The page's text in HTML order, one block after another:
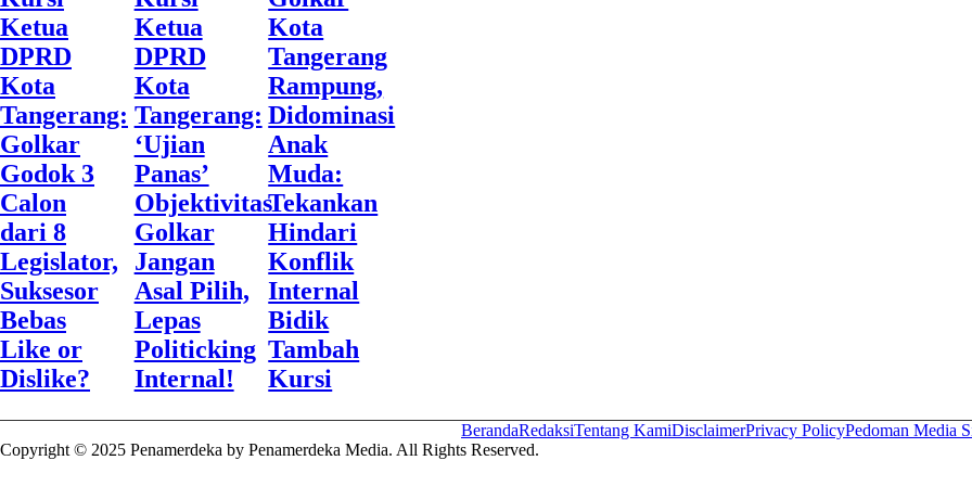
Ketua
DPRD
Kota
Tangerang:
Golkar
Godok 3
Calon
dari 8
Legislator,
Suksesor
Bebas
Like or
Dislike?
Ketua
DPRD
Kota
Tangerang:
‘Ujian
Panas’
Objektivitas
Golkar
Jangan
Asal Pilih,
Lepas
Politicking
Internal!
Kota
Tangerang
Rampung,
Didominasi
Anak
Muda:
Tekankan
Hindari
Konflik
Internal
Bidik
Tambah
Kursi
BerandaRedaksiTentang KamiDisclaimerPrivacy PolicyPedoman Media
Copyright © 2025 Penamerdeka by Penamerdeka Media. All Rights Reserved.